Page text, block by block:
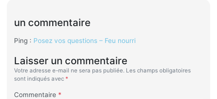
un commentaire
Ping : Posez vos questions – Feu nourri
Laisser un commentaire
Votre adresse e-mail ne sera pas publiée. Les champs obligatoires
sont indiqués avec *
Commentaire *